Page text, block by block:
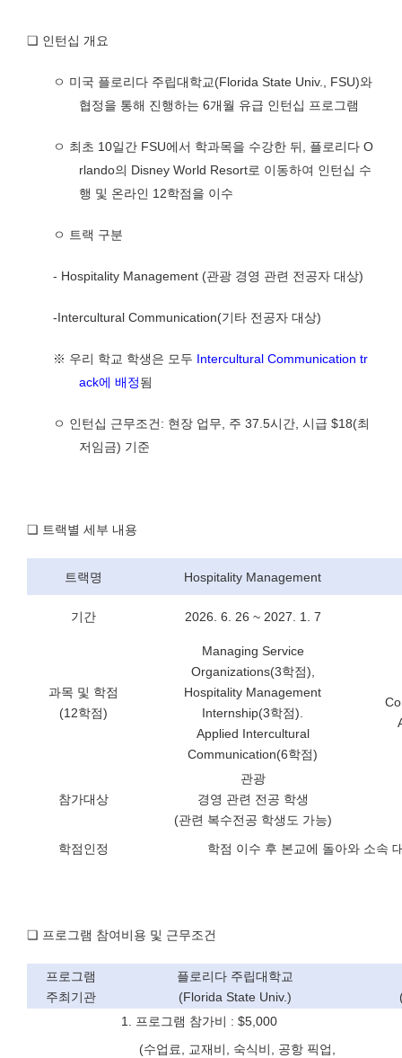
❏ 인턴십 개요
ㅇ 미국 플로리다 주립대학교(Florida State Univ., FSU)와
협정을 통해 진행하는 6개월 유급 인턴십 프로그램
ㅇ 최초 10일간 FSU에서 학과목을 수강한 뒤, 플로리다O
rlando의 Disney World Resort로 이동하여 인턴십 수
행 및 온라인 12학점을 이수
ㅇ 트랙 구분
- Hospitality Management (관광 경영 관련 전공자 대상)
-Intercultural Communication(기타 전공자 대상)
※ 우리 학교 학생은 모두 Intercultural Communication tr
ack에 배정됨
ㅇ 인턴십 근무조건: 현장 업무, 주37.5시간,시급$18(최
저임금) 기준
❏ 트랙별 세부 내용
트랙명 Hospitality Management
기간 2026. 6. 26 ~ 2027. 1. 7
과목 및 학점
(12학점)
Managing Service
Organizations(3학점),
Hospitality Management
Internship(3학점).
Applied Intercultural
Communication(6학점)
참가대상
관광
경영 관련 전공 학생
(관련 복수전공 학생도 가능)
학점인정
학점 이수 후 본교에 돌아와 소속
❏ 프로그램 참여비용 및 근무조건
프로그램
주최기관
플로리다 주립대학교
(Florida State Univ.)
1. 프로그램 참가비 : $5,000
(수업료, 교재비, 숙식비, 공항 픽업,